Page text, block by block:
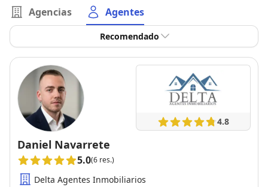
Agencias Agentes
Recomendado
4.8
Daniel Navarrete
5.0(6 res.)
Delta Agentes Inmobiliarios